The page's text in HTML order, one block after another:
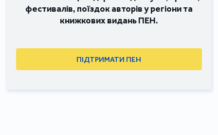
фестивалів, поїздок авторів у регіони та
книжкових видань ПЕН.
ПІДТРИМАТИ ПЕН